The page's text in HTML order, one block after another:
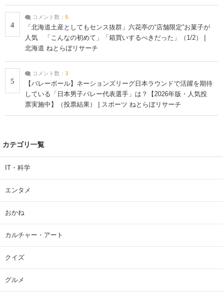
4
コメント数： 5
「北海道土産としてもセンス抜群」六花亭の“店舗限定”お菓子が
人気 「こんなの初めて」「箱買いするべきだった」（1/2） |
北海道 ねとらぼリサーチ
5
コメント数： 3
【バレーボール】ネーションズリーグ日本ラウンドで活躍を期待
している「日本男子バレー代表選手」は？【2026年版・人気投
票実施中】（投票結果） | スポーツ ねとらぼリサーチ
カテゴリ一覧
IT・科学
エンタメ
おかね
カルチャー・アート
クイズ
グルメ